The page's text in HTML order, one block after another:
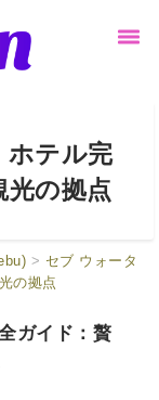
ホテル完
の拠点
> セブ ウォータ
の拠点
ガイド：贅